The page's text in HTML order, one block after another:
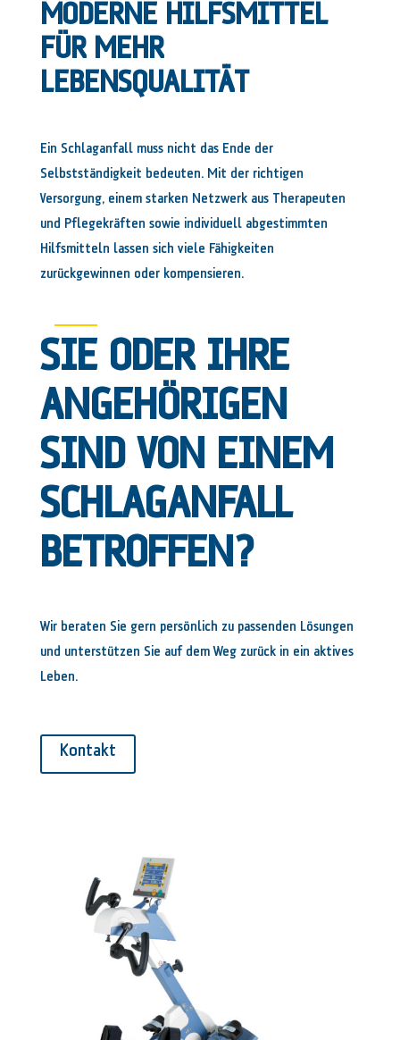
MODERNE HILFSMITTEL
FÜR MEHR
LEBENSQUALITÄT
Ein Schlaganfall muss nicht das Ende der
Selbstständigkeit bedeuten. Mit der richtigen
Versorgung, einem starken Netzwerk aus Therapeuten
und Pflegekräften sowie individuell abgestimmten
Hilfsmitteln lassen sich viele Fähigkeiten
zurückgewinnen oder kompensieren.
SIE ODER IHRE
ANGEHÖRIGEN
SIND VON EINEM
SCHLAGANFALL
BETROFFEN?
Wir beraten Sie gern persönlich zu passenden Lösungen
und unterstützen Sie auf dem Weg zurück in ein aktives
Leben.
Kontakt